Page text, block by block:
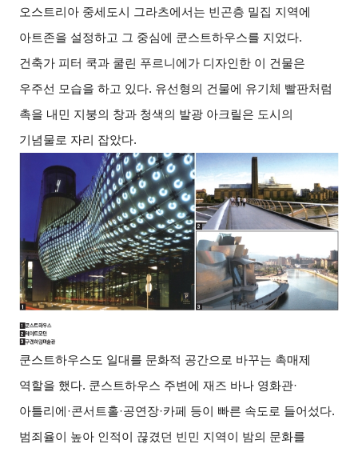
오스트리아 중세도시 그라츠에서는 빈곤층 밀집 지역에
아트존을 설정하고 그 중심에 쿤스트하우스를 지었다.
건축가 피터 쿡과 쿨린 푸르니에가 디자인한 이 건물은
우주선 모습을 하고 있다. 유선형의 건물에 유기체 빨판처럼
촉을 내민 지붕의 창과 청색의 발광 아크릴은 도시의
기념물로 자리 잡았다.
쿤스트하우스도 일대를 문화적 공간으로 바꾸는 촉매제
역할을 했다. 쿤스트하우스 주변에 재즈 바나 영화관·
아틀리에·콘서트홀·공연장·카페 등이 빠른 속도로 들어섰다.
범죄율이 높아 인적이 끊겼던 빈민 지역이 밤의 문화를